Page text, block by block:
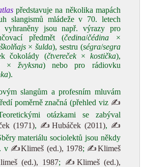
představuje na několika mapách
slangismů mládeže v 70. letech
vyhraněny jsou např. výrazy pro
předmět (čedina/čédina ×
školňajs×šulda), sestru (ségra/segra
čokolády (čtvereček× kostička),
× žvyksna) nebo pro rádiovku
).
slangům a profesním mluvám
poměrně značná (přehled viz ✍
otázkami se zabýval
(1971), ✍Hubáček (2011), ✍
materiálu sociolektů jsou někdy
v ✍Klimeš (ed.), 1978; ✍Klimeš
(ed.), 1987; ✍Klimeš (ed.),